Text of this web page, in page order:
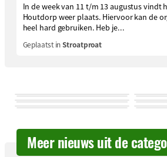
In de week van 11 t/m 13 augustus vindt
Houtdorp weer plaats. Hiervoor kan de
heel hard gebruiken. Heb je...
Geplaatst inStroatproat
Meer nieuws uit de